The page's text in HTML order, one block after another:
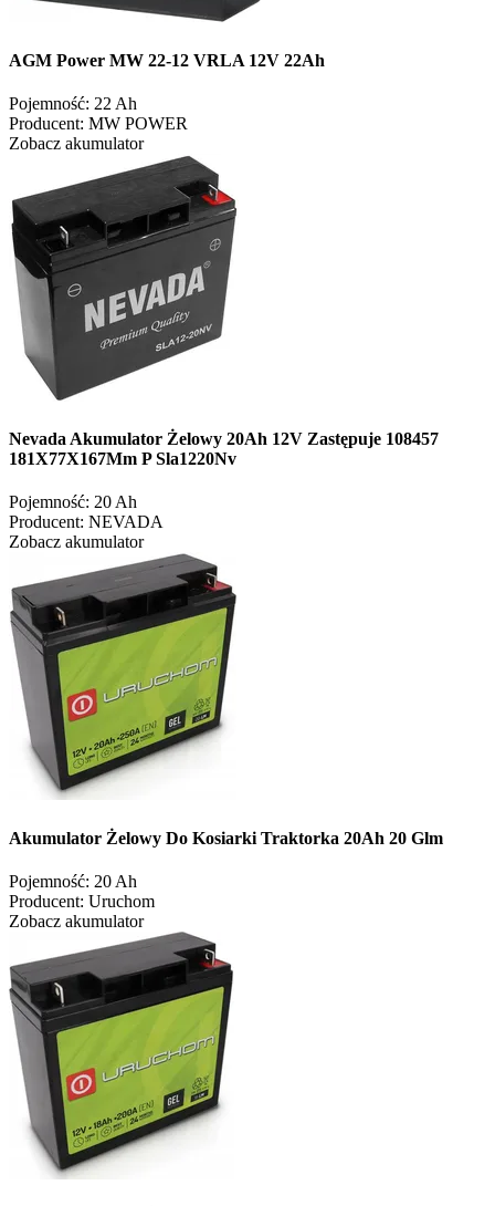
AGM Power MW 22-12 VRLA 12V 22Ah
Pojemność: 22 Ah
Producent: MW POWER
Zobacz akumulator
Nevada Akumulator Żelowy 20Ah 12V Zastępuje 108457
181X77X167Mm P Sla1220Nv
Pojemność: 20 Ah
Producent: NEVADA
Zobacz akumulator
Akumulator Żelowy Do Kosiarki Traktorka 20Ah 20 Glm
Pojemność: 20 Ah
Producent: Uruchom
Zobacz akumulator